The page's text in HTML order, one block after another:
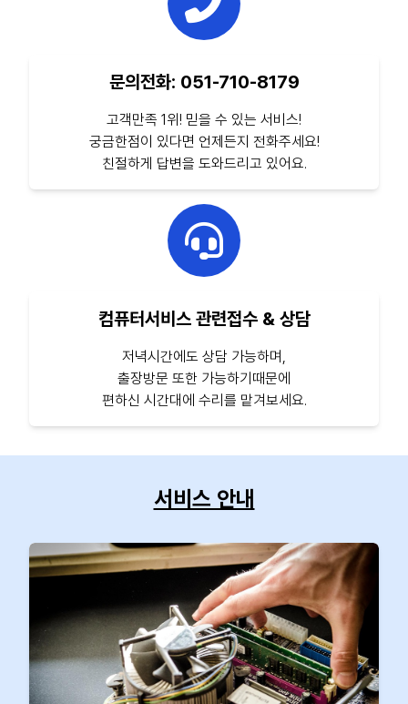
문의전화: 051-710-8179
고객만족 1위! 믿을 수 있는 서비스!
궁금한점이 있다면 언제든지 전화주세요!
친절하게 답변을 도와드리고 있어요.
컴퓨터서비스 관련접수 & 상담
저녁시간에도 상담 가능하며,
출장방문 또한 가능하기때문에
편하신 시간대에 수리를 맡겨보세요.
서비스 안내